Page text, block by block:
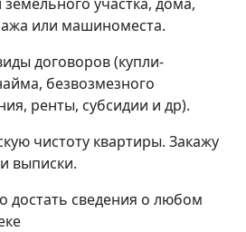
или машиноместа.
договоров (купли-
безвозмезного
ренты, субсидии и др).
чистоту квартиры. Закажу
выписки.
достать сведения о любом